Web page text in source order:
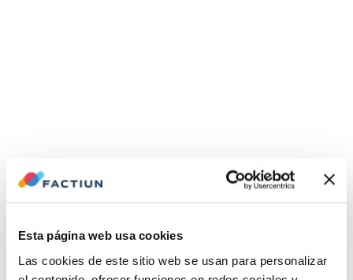
Esta página web usa cookies
Las cookies de este sitio web se usan para personalizar